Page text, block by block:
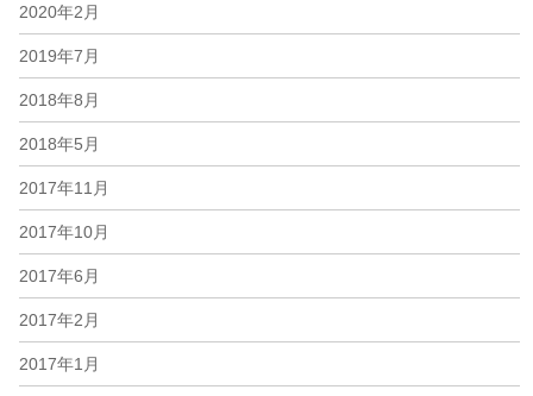
2020年2月
2019年7月
2018年8月
2018年5月
2017年11月
2017年10月
2017年6月
2017年2月
2017年1月